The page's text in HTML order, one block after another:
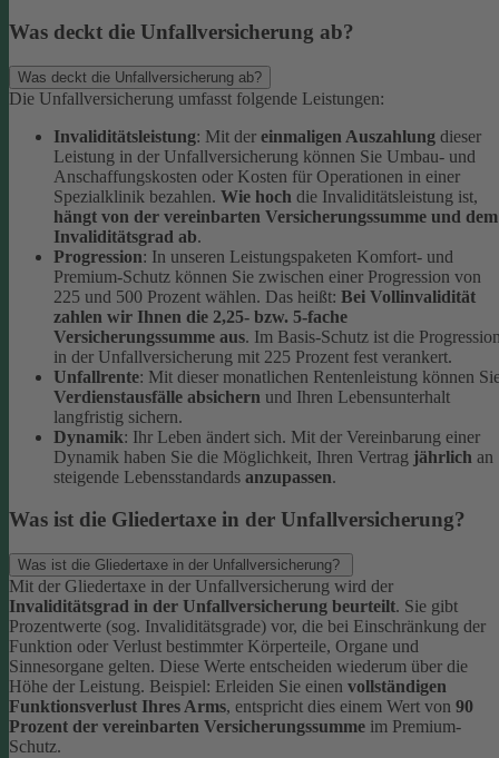
Was deckt die Unfallversicherung ab?
Was deckt die Unfallversicherung ab?
Die Unfallversicherung umfasst folgende Leistungen:
Invaliditätsleistung: Mit der einmaligen Auszahlung dieser
Leistung in der Unfallversicherung können Sie Umbau- und
Anschaffungskosten oder Kosten für Operationen in einer
Spezialklinik bezahlen. Wie hoch die Invaliditätsleistung ist,
hängt von der vereinbarten Versicherungssumme und dem
Invaliditätsgrad ab.
Progression: In unseren Leistungspaketen Komfort- und
Premium-Schutz können Sie zwischen einer Progression von
225 und 500 Prozent wählen. Das heißt: Bei Vollinvalidität
zahlen wir Ihnen die 2,25- bzw. 5-fache
Versicherungssumme aus. Im Basis-Schutz ist die
in der Unfallversicherung mit 225 Prozent fest verankert.
Unfallrente: Mit dieser monatlichen Rentenleistung können
Verdienstausfälle absichern und Ihren Lebensunterhalt
langfristig sichern.
Dynamik: Ihr Leben ändert sich. Mit der Vereinbarung einer
Dynamik haben Sie die Möglichkeit, Ihren Vertrag jährlich an
steigende Lebensstandards anzupassen.
Was ist die Gliedertaxe in der Unfallversicherung?
Was ist die Gliedertaxe in der Unfallversicherung?
Mit der Gliedertaxe in der Unfallversicherung wird der
Invaliditätsgrad in der Unfallversicherung beurteilt. Sie gibt
Prozentwerte (sog. Invaliditätsgrade) vor, die bei Einschränkung der
Funktion oder Verlust bestimmter Körperteile, Organe und
Sinnesorgane gelten. Diese Werte entscheiden wiederum über die
Höhe der Leistung. Beispiel: Erleiden Sie einen vollständigen
Funktionsverlust Ihres Arms, entspricht dies einem Wert von 90
Prozent der vereinbarten Versicherungssumme im Premium-
Schutz.